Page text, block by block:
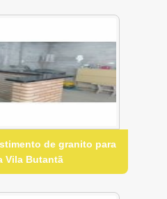
de granito para
Vila Butantã